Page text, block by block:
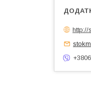
http://